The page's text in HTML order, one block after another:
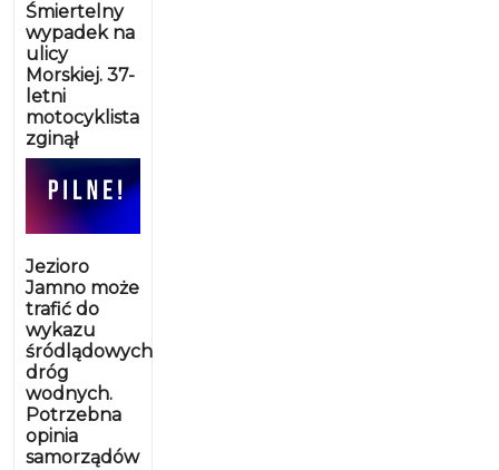
Śmiertelny
wypadek na
ulicy
Morskiej. 37-
letni
motocyklista
zginął
Jezioro
Jamno może
trafić do
wykazu
śródlądowych
dróg
wodnych.
Potrzebna
opinia
samorządów